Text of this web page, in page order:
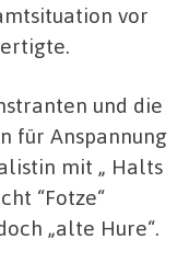
vor
und die
für Anspannung
mit „ Halts
“Fotze“
„alte Hure“.